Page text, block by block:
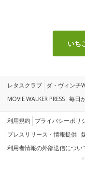
いち
レタスクラブ ダ・ヴィンチ
MOVIE WALKER PRESS 毎日
利用規約 プライバシーポリ
プレスリリース・情報提供
利用者情報の外部送信につい